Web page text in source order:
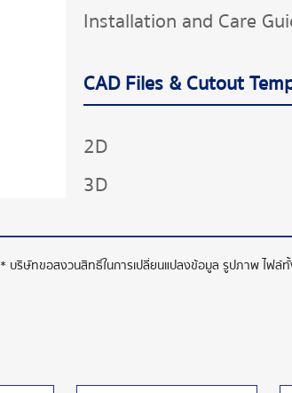
Installation and Care
CAD Files & Cutout
2D
3D
* บริษัทขอสงวนสิทธิ์ในการเปลี่ยนแปลงข้อมูล รูปภาพ ไฟ